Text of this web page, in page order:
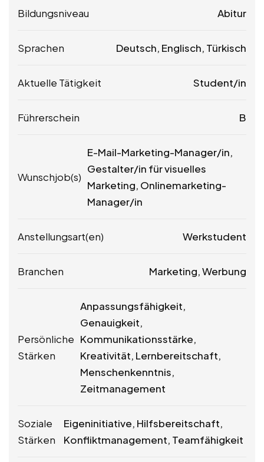
Bildungsniveau Abitur
Sprachen Deutsch, Englisch, Türkisch
Aktuelle Tätigkeit Student/in
Führerschein B
Wunschjob(s)
E-Mail-Marketing-Manager/in,
Gestalter/in für visuelles
Marketing, Onlinemarketing-
Manager/in
Anstellungsart(en) Werkstudent
Branchen Marketing, Werbung
Persönliche
Stärken
Anpassungsfähigkeit,
Genauigkeit,
Kommunikationsstärke,
Kreativität, Lernbereitschaft,
Menschenkenntnis,
Zeitmanagement
Soziale
Stärken
Eigeninitiative, Hilfsbereitschaft,
Konfliktmanagement, Teamfähigkeit